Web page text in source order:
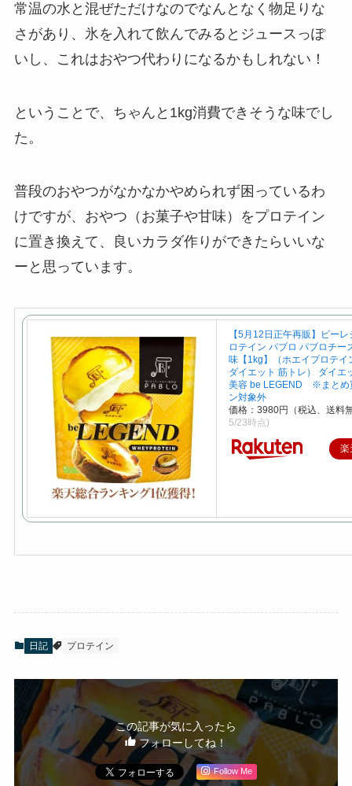
常温の水と混ぜただけなのでなんとなく物足りな
さがあり、氷を入れて飲んでみるとジュースっぽ
いし、これはおやつ代わりになるかもしれない！
ということで、ちゃんと1kg消費できそうな味でし
た。
普段のおやつがなかなかやめられず困っているわ
けですが、おやつ（お菓子や甘味）をプロテイン
に置き換えて、良いカラダ作りができたらいいな
ーと思っています。
【5月12日正午再販】ビー
ロテイン パブロ パブロチー
味【1kg】（ホエイプロテイ
ダイエット 筋トレ） ダイエ
美容 be LEGEND ※まとめ
ン対象外
価格：3980円（税込、送料
5/23時点)
楽
日記 プロテイン
この記事が気に入ったら
フォローしてね！
Follow Me